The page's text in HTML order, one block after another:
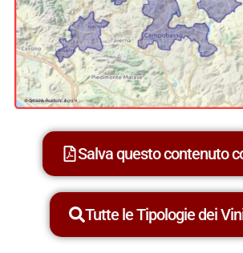
Salva questo contenuto
Tutte le Tipologie dei